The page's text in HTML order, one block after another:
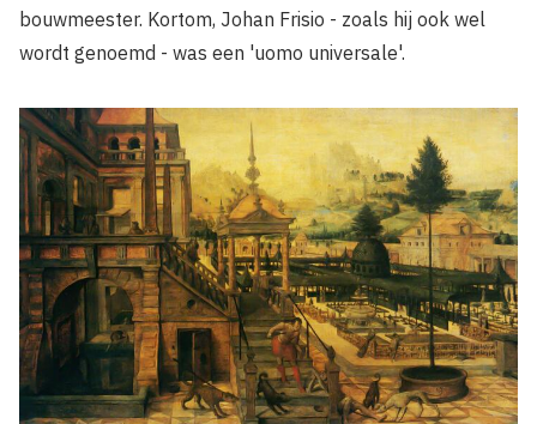
bouwmeester. Kortom, Johan Frisio - zoals hij ook wel
wordt genoemd - was een 'uomo universale'.